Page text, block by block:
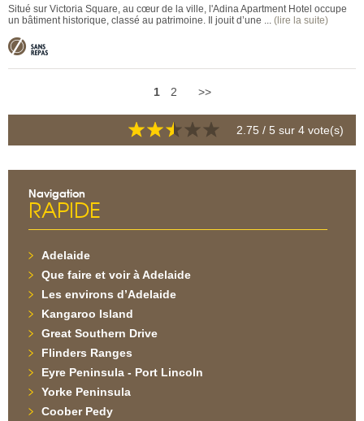
Situé sur Victoria Square, au cœur de la ville, l'Adina Apartment Hotel occupe
un bâtiment historique, classé au patrimoine. Il jouit d’une ... (lire la suite)
1 2 >>
2.75 / 5 sur 4 vote(s)
Navigation
RAPIDE
Adelaide
Que faire et voir à Adelaide
Les environs d’Adelaide
Kangaroo Island
Great Southern Drive
Flinders Ranges
Eyre Peninsula - Port Lincoln
Yorke Peninsula
Coober Pedy